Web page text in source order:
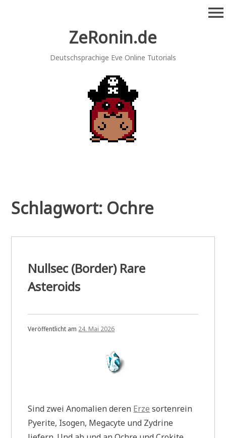
ZeRonin.de
Deutschsprachige Eve Online Tutorials
menu
Schlagwort: Ochre
Nullsec (Border) Rare
Asteroids
Veröffentlicht am 24. Mai 2026
Sind zwei Anomalien deren Erze sortenrein
Pyerite, Isogen, Megacyte und Zydrine